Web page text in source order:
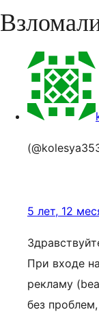
5 лет, 12
При входе
рекламу
без